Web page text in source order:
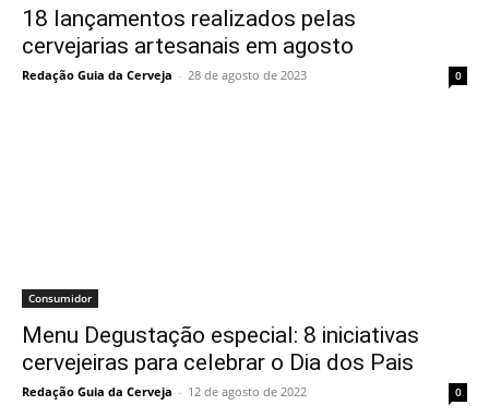
18 lançamentos realizados pelas
cervejarias artesanais em agosto
Redação Guia da Cerveja - 28 de agosto de 2023 0
Consumidor
Menu Degustação especial: 8 iniciativas
cervejeiras para celebrar o Dia dos Pais
Redação Guia da Cerveja - 12 de agosto de 2022 0